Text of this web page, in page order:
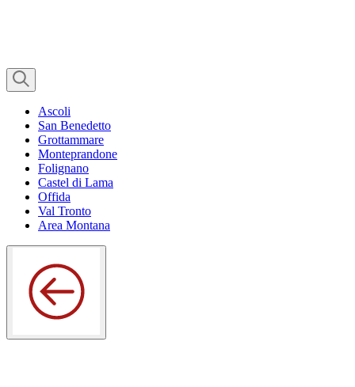
Ascoli
San Benedetto
Grottammare
Monteprandone
Folignano
Castel di Lama
Offida
Val Tronto
Area Montana